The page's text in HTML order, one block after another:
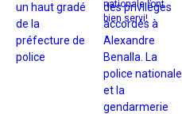
un haut gradé
de la
préfecture de
police
des privilèges
accordés à
Alexandre
Benalla. La
police nationale
et la
gendarmerie